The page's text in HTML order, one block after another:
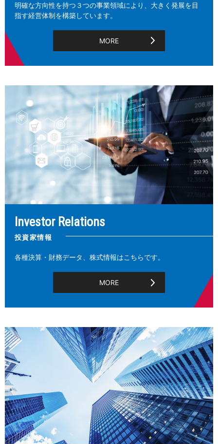
明確な方向性を持つ３つの事業領域により、大きく発展を目
指す経営体制を構築しています。
MORE
Investor Relations
投資家情報
各種決算・財務データ、株式情報はこちらです。
MORE